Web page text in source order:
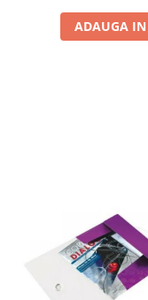
ADAUGA IN